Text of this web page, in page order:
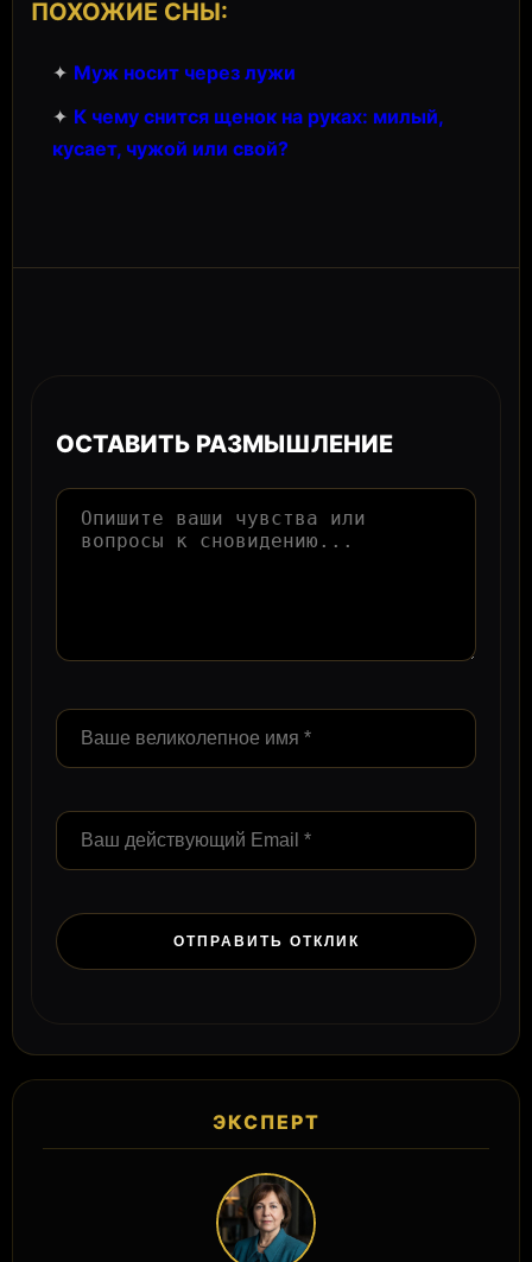
ПОХОЖИЕ СНЫ:
✦ Муж носит через лужи
✦ К чему снится щенок на руках: милый,
кусает, чужой или свой?
ОСТАВИТЬ РАЗМЫШЛЕНИЕ
ЭКСПЕРТ